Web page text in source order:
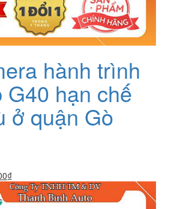
hành trình
G40 hạn chế
ở quận Gò
₫Giá
hiện
tại